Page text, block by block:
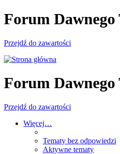
Forum Dawnego
Przejdź do zawartości
Forum Dawnego
Przejdź do zawartości
Więcej…
Tematy bez odpowiedzi
Aktywne tematy